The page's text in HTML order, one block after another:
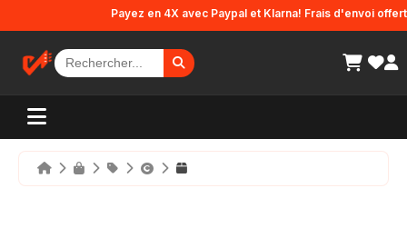
Payez en 4X avec Paypal et Klarna! Frais d'envoi offerts
Panneau de gestion des cookies